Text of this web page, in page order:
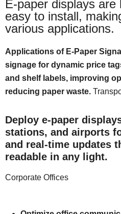
E-paper displays are
easy to install,
various applications.
Applications of E-Paper
signage for dynamic price
and shelf labels, improving
reducing paper waste.
Deploy e-paper
stations, and airports
and real-time updates
readable in any light.
Corporate Offices